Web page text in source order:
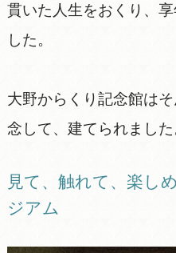
貫いた人生をおくり、
した。
大野からくり記念館は
念して、建てられました
見て、触れて、楽
ジアム